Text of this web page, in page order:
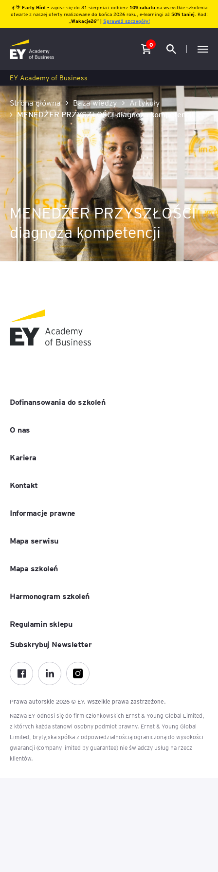
☀️🌴 Early Bird – zapisz się do 31 sierpnia i odbierz10% rabatu na wszystkie szkolenia
otwarte z naszej oferty realizowane do końca 2026 roku, e-learningi aż 50% taniej. Kod:
Wakacje26″ | Sprawdź szczegóły!
0
EY Academy of Business
Strona główna Baza wiedzy
Artykuły
MENEDŻER PRZYSZŁOŚCI diagnoza kompetencji
MENEDŻER PRZYSZŁOŚCI
diagnoza kompetencji
Dofinansowania do szkoleń
O nas
Kariera
Kontakt
Informacje prawne
Mapa serwisu
Mapa szkoleń
Harmonogram szkoleń
Regulamin sklepu
Prawa autorskie 2026 © EY. Wszelkie prawa zastrzeżone.
Nazwa EY odnosi się do firm członkowskich Ernst & Young Global Limited,
z których każda stanowi osobny podmiot prawny. Ernst & Young Global
Limited, brytyjska spółka z odpowiedzialnością ograniczoną do wysokości
gwarancji (company limited by guarantee) nie świadczy usług na rzecz
klientów.
Subskrybuj Newsletter